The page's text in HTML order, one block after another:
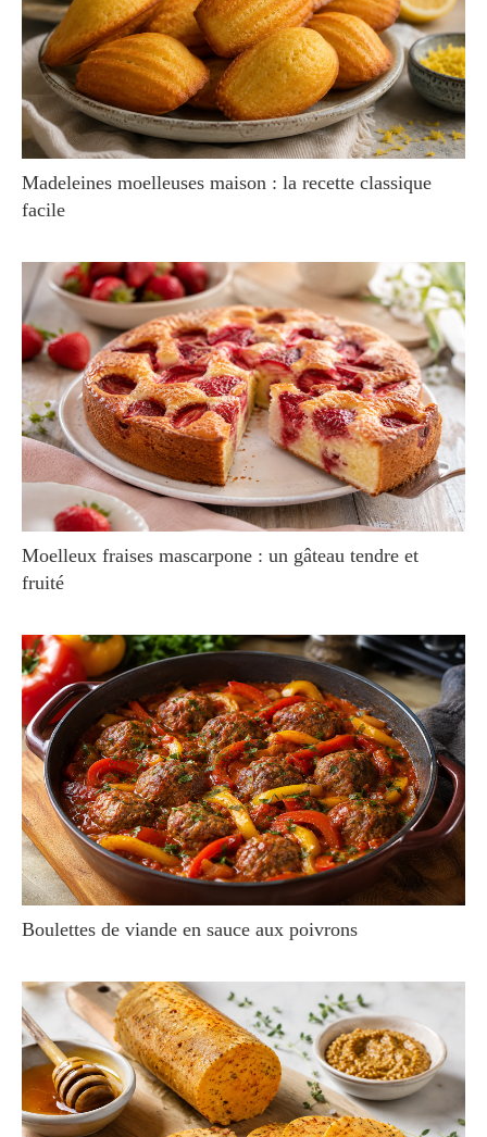
Madeleines moelleuses maison : la recette classique
facile
Moelleux fraises mascarpone : un gâteau tendre et
fruité
Boulettes de viande en sauce aux poivrons